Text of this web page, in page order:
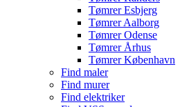
Tømrer Esbjerg
Tømrer Aalborg
Tømrer Odense
Tømrer Århus
Tømrer København
Find maler
Find murer
Find elektriker